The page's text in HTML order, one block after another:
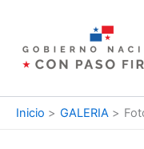
contenido
Inicio GALERIA